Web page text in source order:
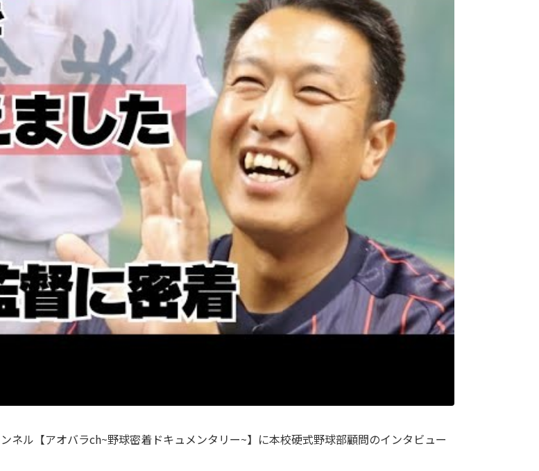
ネル【アオバラch~野球密着ドキュメンタリー~】に本校硬式野球部顧問のインタビュー